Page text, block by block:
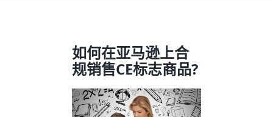
如何在亚马逊上合
规销售CE标志商品?